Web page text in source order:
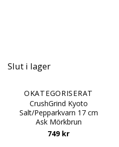
Slut i lager
OKATEGORISERAT
CrushGrind Kyoto
Salt/Pepparkvarn 17 cm
Ask Mörkbrun
749 kr